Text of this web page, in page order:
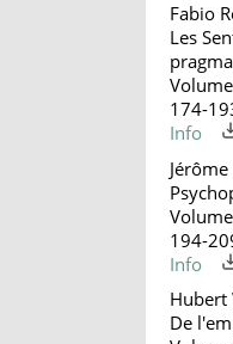
Fabio
Les
174-
Info
194-
Info
Hubert
De